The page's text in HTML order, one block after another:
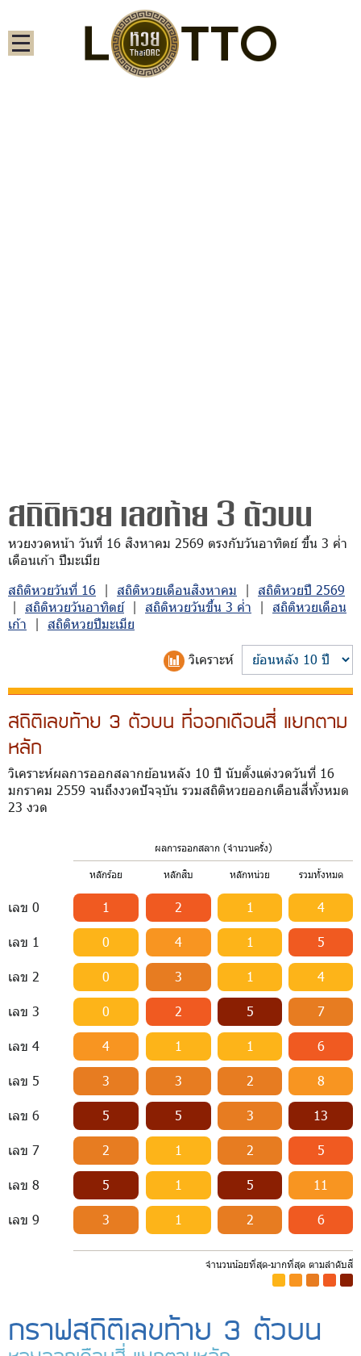
สถิติหวย เลขท้าย 3 ตัวบน
หวยงวดหน้า วันที่ 16 สิงหาคม 2569 ตรงกับวันอาทิตย์ ขึ้น 3 ค่ำ
เดือนเก้า ปีมะเมีย
สถิติหวยวันที่ 16 | สถิติหวยเดือนสิงหาคม | สถิติหวยปี 2569
| สถิติหวยวันอาทิตย์| สถิติหวยวันขึ้น 3 ค่ำ | สถิติหวยเดือน
เก้า | สถิติหวยปีมะเมีย
วิเคราะห์
สถิติเลขท้าย 3 ตัวบน ที่ออกเดือนสี่ แยกตาม
หลัก
วิเคราะห์ผลการออกสลากย้อนหลัง 10 ปี นับตั้งแต่งวดวันที่ 16
มกราคม 2559 จนถึงงวดปัจจุบัน รวมสถิติหวยออกเดือนสี่ทั้งหมด
23 งวด
ผลการออกสลาก (จำนวนครั้ง)
หลักร้อย หลักสิบ หลักหน่วย รวมทั้งหมด
เลข 0 1 2 1 4
เลข 1 0 4 1 5
เลข 2 0 3 1 4
เลข 3 0 2 5 7
เลข 4 4 1 1 6
เลข 5 3 3 2 8
เลข 6 5 5 3 13
เลข 7 2 1 2 5
เลข 8 5 1 5 11
เลข 9 3 1 2 6
จำนวนน้อยที่สุด-มากที่สุด ตามลำดับสี
กราฟสถิติเลขท้าย 3 ตัวบน